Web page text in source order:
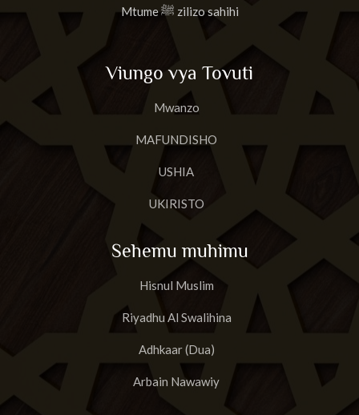
Mtume ﷺ zilizo sahihi
Viungo vya Tovuti
Mwanzo
MAFUNDISHO
USHIA
UKIRISTO
Sehemu muhimu
Hisnul Muslim
Riyadhu Al Swalihina
Adhkaar (Dua)
Arbain Nawawiy